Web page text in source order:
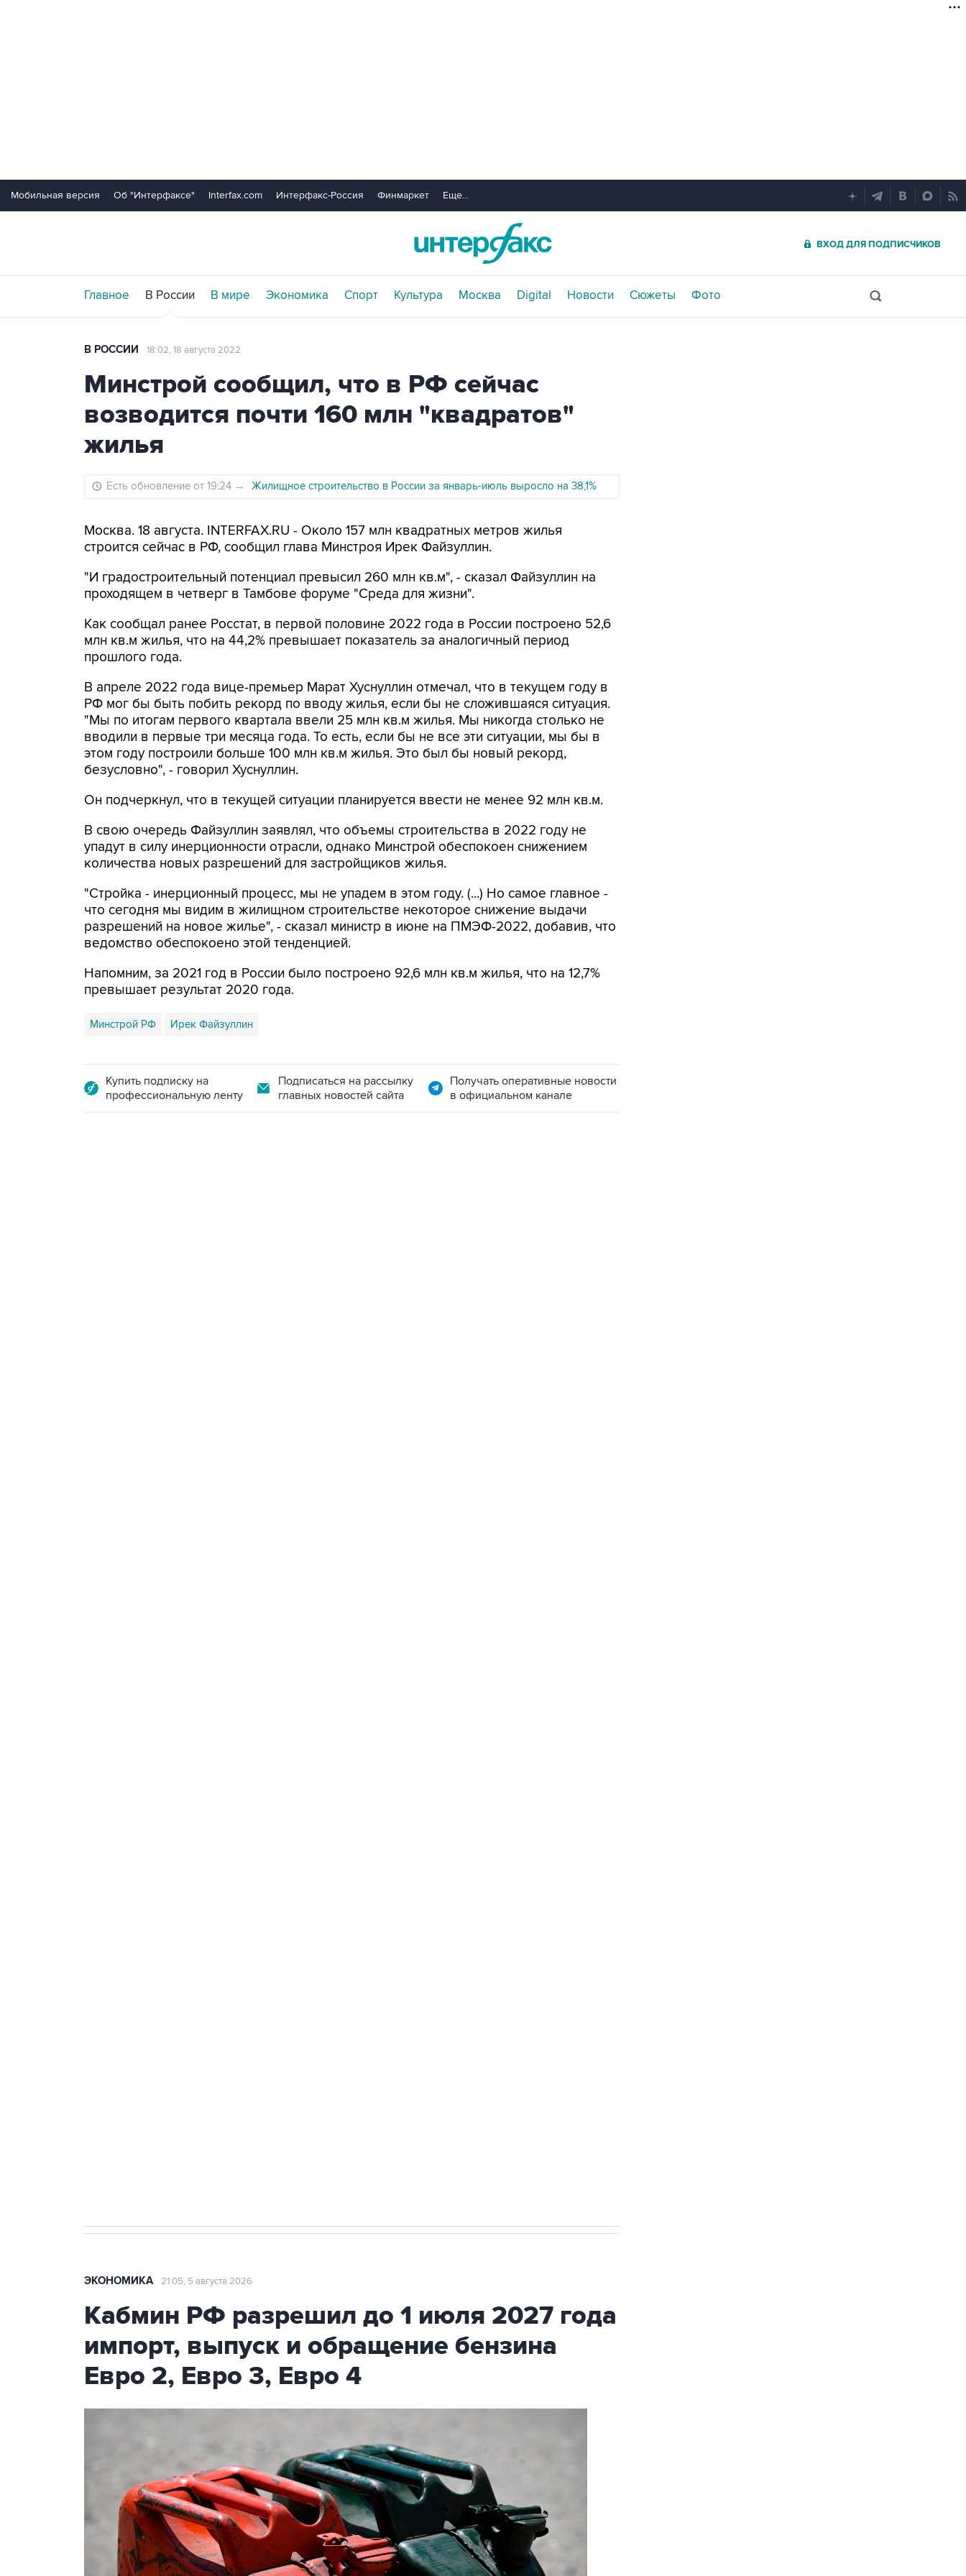
Мобильная версия Об "Интерфаксе" Interfax.com Интерфакс-Россия Финмаркет Еще...
ВХОД ДЛЯ ПОДПИСЧИКОВ
Главное В России В мире Экономика Спорт Культура Москва Digital Новости Сюжеты Фото
В РОССИИ 18:02, 18 августа 2022
Минстрой сообщил, что в РФ сейчас
возводится почти 160 млн "квадратов"
жилья
Есть обновление от 19:24 → Жилищное строительство в России за январь-июль выросло на 38,1%
Москва. 18 августа. INTERFAX.RU - Около 157 млн квадратных метров жилья
строится сейчас в РФ, сообщил глава Минстроя Ирек Файзуллин.
"И градостроительный потенциал превысил 260 млн кв.м", - сказал Файзуллин на
проходящем в четверг в Тамбове форуме "Среда для жизни".
Как сообщал ранее Росстат, в первой половине 2022 года в России построено 52,6
млн кв.м жилья, что на 44,2% превышает показатель за аналогичный период
прошлого года.
В апреле 2022 года вице-премьер Марат Хуснуллин отмечал, что в текущем году в
РФ мог бы быть побить рекорд по вводу жилья, если бы не сложившаяся ситуация.
"Мы по итогам первого квартала ввели 25 млн кв.м жилья. Мы никогда столько не
вводили в первые три месяца года. То есть, если бы не все эти ситуации, мы бы в
этом году построили больше 100 млн кв.м жилья. Это был бы новый рекорд,
безусловно", - говорил Хуснуллин.
Он подчеркнул, что в текущей ситуации планируется ввести не менее 92 млн кв.м.
В свою очередь Файзуллин заявлял, что объемы строительства в 2022 году не
упадут в силу инерционности отрасли, однако Минстрой обеспокоен снижением
количества новых разрешений для застройщиков жилья.
"Стройка - инерционный процесс, мы не упадем в этом году. (...) Но самое главное -
что сегодня мы видим в жилищном строительстве некоторое снижение выдачи
разрешений на новое жилье", - сказал министр в июне на ПМЭФ-2022, добавив, что
ведомство обеспокоено этой тенденцией.
Напомним, за 2021 год в России было построено 92,6 млн кв.м жилья, что на 12,7%
превышает результат 2020 года.
Минстрой РФ Ирек Файзуллин
Купить подписку на
профессиональную ленту
Подписаться на рассылку
главных новостей сайта
Получать оперативные новости
в официальном канале
ЭКОНОМИКА 21:05, 5 августа 2026
Кабмин РФ разрешил до 1 июля 2027 года
импорт, выпуск и обращение бензина
Евро 2, Евро 3, Евро 4